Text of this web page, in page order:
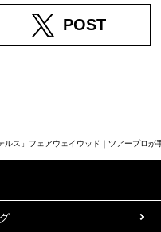
POST
ルス」フェアウェイウッド｜ツアープロが